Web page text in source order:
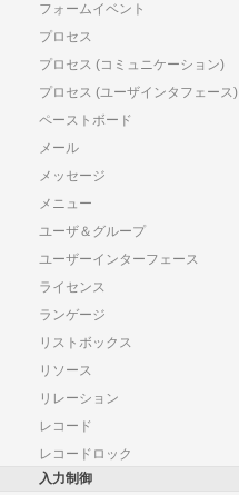
フォームイベント
プロセス
プロセス (コミュニケーション)
プロセス (ユーザインタフェース)
ペーストボード
メール
メッセージ
メニュー
ユーザ＆グループ
ユーザーインターフェース
ライセンス
ランゲージ
リストボックス
リソース
リレーション
レコード
レコードロック
入力制御